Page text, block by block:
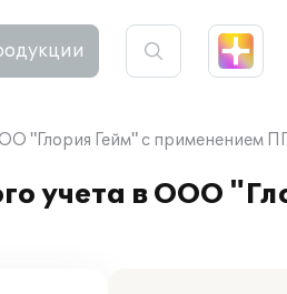
"Глория Гейм" с применением
учета в ООО